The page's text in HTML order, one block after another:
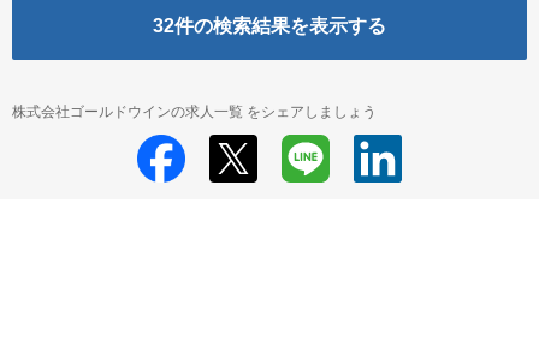
32件の検索結果を表示する
株式会社ゴールドウインの求人一覧 をシェアしましょう